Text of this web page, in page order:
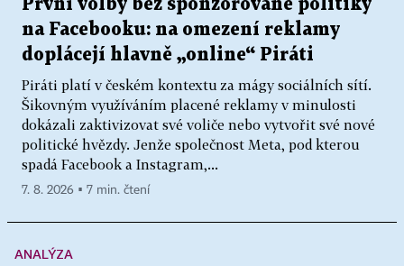
První volby bez sponzorované politiky
na Facebooku: na omezení reklamy
doplácejí hlavně „online“ Piráti
Piráti platí v českém kontextu za mágy sociálních sítí.
Šikovným využíváním placené reklamy v minulosti
dokázali zaktivizovat své voliče nebo vytvořit své nové
politické hvězdy. Jenže společnost Meta, pod kterou
spadá Facebook a Instagram,...
7. 8. 2026 ▪ 7 min. čtení
ANALÝZA